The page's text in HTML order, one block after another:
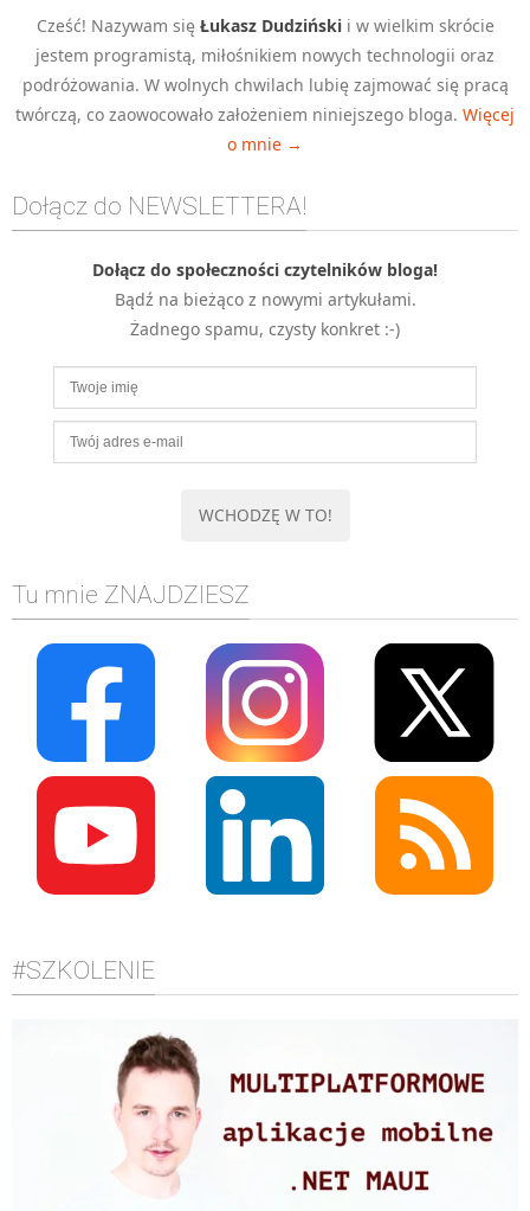
Cześć! Nazywam się Łukasz Dudzińskii w wielkim skrócie
jestem programistą, miłośnikiem nowych technologii oraz
podróżowania. W wolnych chwilach lubię zajmować się pracą
twórczą, co zaowocowało założeniem niniejszego bloga. Więcej
o mnie →
Dołącz do NEWSLETTERA!
Dołącz do społeczności czytelników bloga!
Bądź na bieżąco z nowymi artykułami.
Żadnego spamu, czysty konkret :-)
Tu mnie ZNAJDZIESZ
#SZKOLENIE